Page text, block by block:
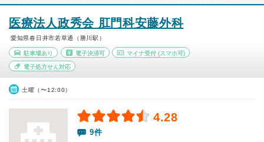
医療法人政秀会 肛門科安藤外科
愛知県春日井市若草通（勝川駅）
駐車場あり 電子決済可 マイナ受付 (スマホ可)
電子処方せん対応
土曜（〜12:00）
4.28
9件